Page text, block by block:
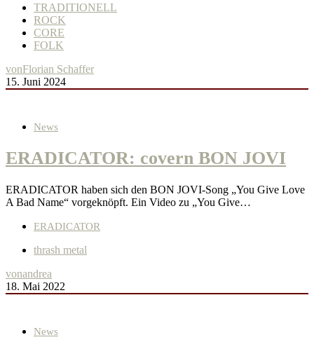
TRADITIONELL
ROCK
CORE
FOLK
vonFlorian Schaffer
15. Juni 2024
News
ERADICATOR: covern BON JOVI
ERADICATOR haben sich den BON JOVI-Song „You Give Love
A Bad Name“ vorgeknöpft. Ein Video zu „You Give…
ERADICATOR
thrash metal
vonandrea
18. Mai 2022
News